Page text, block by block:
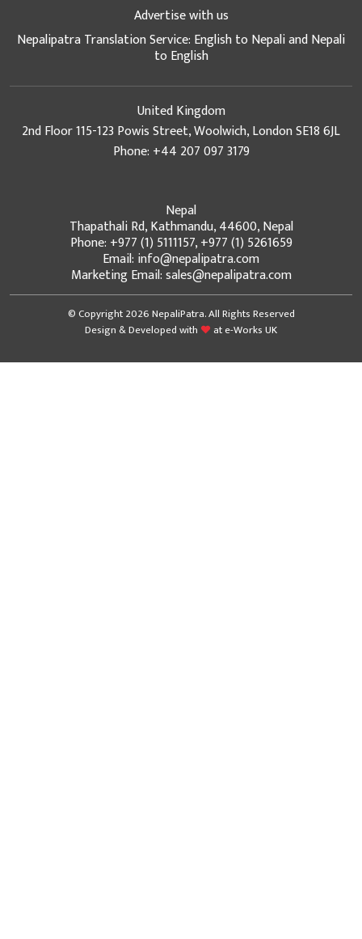
Advertise with us
Nepalipatra Translation Service: English to Nepali and Nepali
to English
United Kingdom
2nd Floor 115-123 Powis Street, Woolwich, London SE18 6JL
Phone: +44 207 097 3179
Nepal
Thapathali Rd, Kathmandu, 44600, Nepal
Phone: +977 (1) 5111157, +977 (1) 5261659
Email: info@nepalipatra.com
Marketing Email: sales@nepalipatra.com
© Copyright 2026 NepaliPatra. All Rights Reserved
Design & Developed with
ate-Works UK